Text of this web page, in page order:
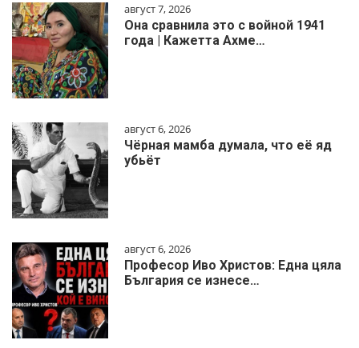
август 7, 2026
Она сравнила это с войной 1941
года | Кажетта Ахме…
август 6, 2026
Чёрная мамба думала, что её яд
убьёт
август 6, 2026
Професор Иво Христов: Една цяла
България се изнесе…